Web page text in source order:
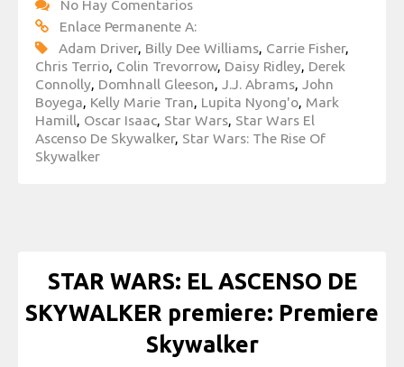
No Hay Comentarios
Enlace Permanente A:
Adam Driver, Billy Dee Williams, Carrie Fisher,
Chris Terrio, Colin Trevorrow, Daisy Ridley, Derek
Connolly, Domhnall Gleeson, J.J. Abrams, John
Boyega, Kelly Marie Tran, Lupita Nyong'o, Mark
Hamill, Oscar Isaac, Star Wars, Star Wars El
Ascenso De Skywalker, Star Wars: The Rise Of
Skywalker
STAR WARS: EL ASCENSO DE
SKYWALKER premiere: Premiere
Skywalker